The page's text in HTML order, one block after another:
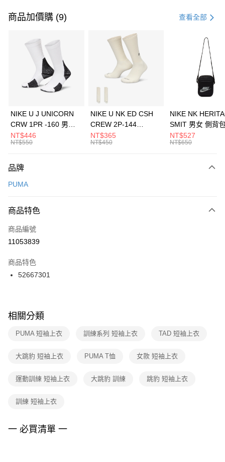
信用卡一次付款
3 期 0 利率 每期 21家銀行
合作金庫商業銀行
第一商業銀行
華南商業銀行
彰化商業銀行
上海商業儲蓄銀行
元大商業銀行
台灣樂天信用卡公司
Apple Pay
全盈+PAY
AFTEE先享後付
【關於「AFTEE先享後付」】
便利好安心！
３．安心：先確認商品／服務後，再付款。
【「AFTEE先享後付」結帳流程】
１．於結帳方式選擇「AFTEE先享後付」後，將跳轉至「AFTEE先享後付」
２．訂單成立數日內，您將收到繳費通知簡訊。
３．收到繳費通知簡訊後14天內，點擊此簡訊中的連結，可透過四大超商／
ATM／網路銀行／等多元方式進行付款，方視為交易完成。
※ 交易是否成功請以「AFTEE先享後付 」之結帳頁面顯示為準，若有關於
是否繳費成功／繳費後需取消欲退款等相關疑問，請聯繫「AFTEE先享後付
客戶支援中心」 https://netprotections.freshdesk.com/support/home
１．透過由恩沛科技股份有限公司提供之「AFTEE先享後付」服務完成之交
權轉讓予恩沛科技股份有限公司。
３．未成年的使用者請事先徵得法定代理人或監護人之同意方可使用
４．使用「AFTEE先享後付」時，將依據個別帳號之用戶狀況，依本公司即
運送方式
每筆NT$100，滿NT$1,500(含以上)免運費
宅配
每筆NT$100，滿NT$1,500(含以上)免運費
付款後門市自取
每筆NT$100，滿NT$1,500(含以上)免運費
商品加價購 (9) 查看全部
NIKE U J UNICORN
CRW 1PR -160 男女
中統襪 FZ3393100
NT$446
NT$550
NIKE U NK ED CSH
CREW 2P-144
EMBRDY 男女 短統襪
FZ3073133
NT$365
NT$450
NIKE NK
SMIT 男女 側背
BA5871010
NT$527
NT$650
品牌
PUMA
商品特色
商品編號
11053839
商品特色
52667301
相關分類
PUMA 短袖上衣 訓練系列 短袖上衣 TAD 短袖上衣
大跳豹 短袖上衣 PUMA T恤 女款 短袖上衣
運動訓練 短袖上衣 大跳豹 訓練 跳豹 短袖上衣
訓練 短袖上衣
一 必買清單 一